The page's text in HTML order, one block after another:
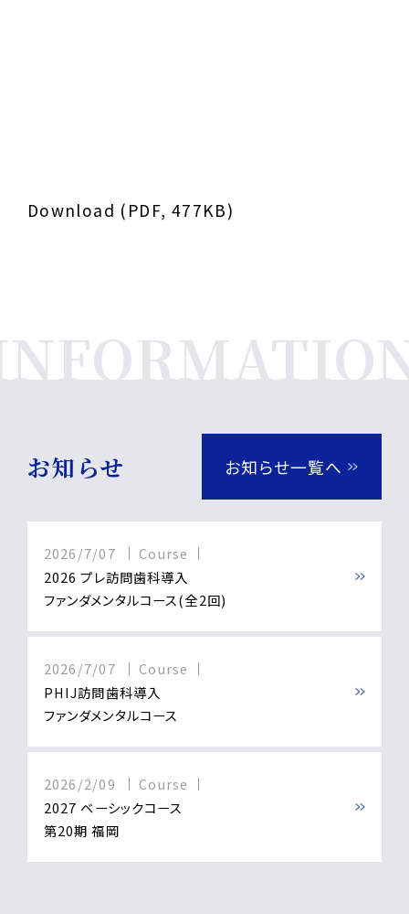
Download (PDF, 477KB)
お知らせ お知らせ一覧へ
2026/7/07
Course
2026 プレ訪問歯科導入
ファンダメンタルコース(全2回)
2026/7/07
Course
PHIJ訪問歯科導入
ファンダメンタルコース
2026/2/09
Course
2027 ベーシックコース
第20期 福岡